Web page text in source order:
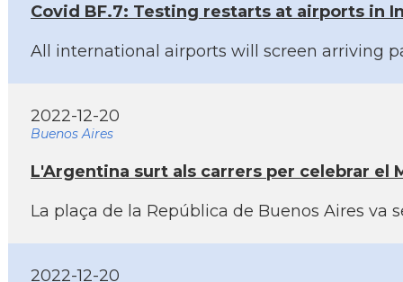
Covid BF.7: Testing restarts at airports in
All international airports will screen arriving
2022-12-20
Buenos Aires
L'Argentina surt als carrers per celebrar el
La plaça de la República de Buenos Aires
2022-12-20